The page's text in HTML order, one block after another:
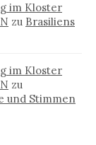
im Kloster
zu Brasiliens
im Kloster
zu
und Stimmen